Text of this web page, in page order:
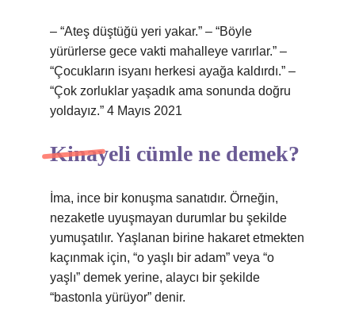
– “Ateş düştüğü yeri yakar.” – “Böyle
yürürlerse gece vakti mahalleye varırlar.” –
“Çocukların isyanı herkesi ayağa kaldırdı.” –
“Çok zorluklar yaşadık ama sonunda doğru
yoldayız.” 4 Mayıs 2021
Kinayeli cümle ne demek?
İma, ince bir konuşma sanatıdır. Örneğin,
nezaketle uyuşmayan durumlar bu şekilde
yumuşatılır. Yaşlanan birine hakaret etmekten
kaçınmak için, “o yaşlı bir adam” veya “o
yaşlı” demek yerine, alaycı bir şekilde
“bastonla yürüyor” denir.